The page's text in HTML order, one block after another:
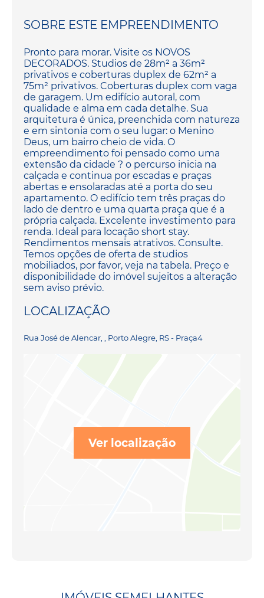
SOBRE ESTE EMPREENDIMENTO
Pronto para morar. Visite os NOVOS
DECORADOS. Studios de 28m² a 36m²
privativos e coberturas duplex de 62m² a
75m² privativos. Coberturas duplex com vaga
de garagem. Um edifício autoral, com
qualidade e alma em cada detalhe. Sua
arquitetura é única, preenchida com natureza
e em sintonia com o seu lugar: o Menino
Deus, um bairro cheio de vida. O
empreendimento foi pensado como uma
extensão da cidade ? o percurso inicia na
calçada e continua por escadas e praças
abertas e ensolaradas até a porta do seu
apartamento. O edifício tem três praças do
lado de dentro e uma quarta praça que é a
própria calçada. Excelente investimento para
renda. Ideal para locação short stay.
Rendimentos mensais atrativos. Consulte.
Temos opções de oferta de studios
mobiliados, por favor, veja na tabela. Preço e
disponibilidade do imóvel sujeitos a alteração
sem aviso prévio.
LOCALIZAÇÃO
Rua José de Alencar, , Porto Alegre, RS - Praça4
Ver localização